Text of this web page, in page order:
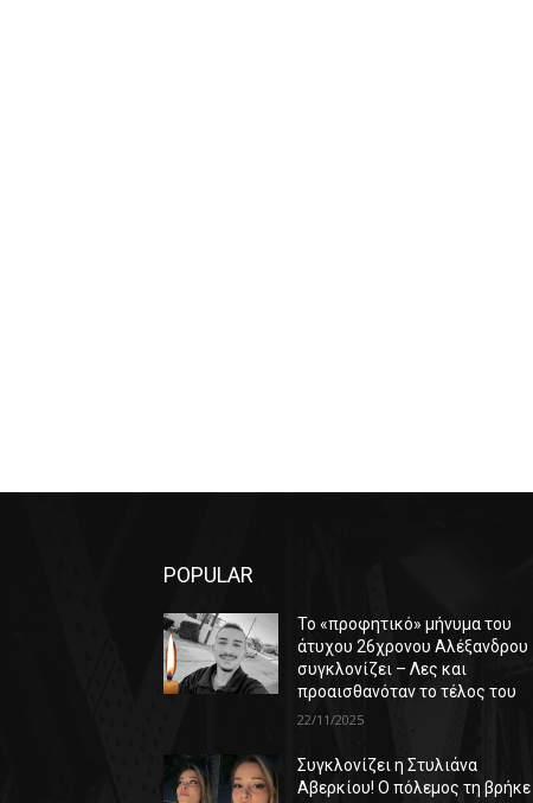
POPULAR
Το «προφητικό» μήνυμα του
άτυχου 26χρονου Αλέξανδρου
συγκλονίζει – Λες και
προαισθανόταν το τέλος του
22/11/2025
Συγκλονίζει η Στυλιάνα
Αβερκίου! Ο πόλεμος τη βρήκε